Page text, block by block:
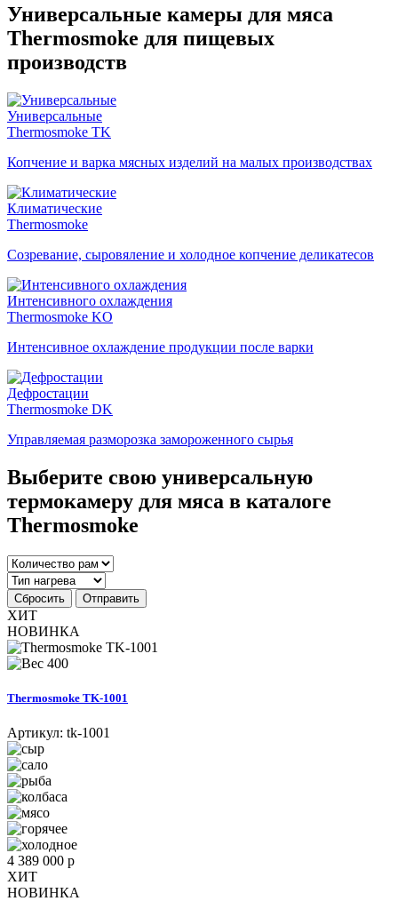
Универсальные камеры для мяса
Thermosmoke для пищевых
производств
Универсальные
Thermosmoke TK
Копчение и варка мясных изделий на малых производствах
Климатические
Thermosmoke
Созревание, сыровяление и холодное копчение деликатесов
Интенсивного охлаждения
Thermosmoke KO
Интенсивное охлаждение продукции после варки
Дефростации
Thermosmoke DK
Управляемая разморозка замороженного сырья
Выберите свою универсальную
термокамеру для мяса в каталоге
Thermosmoke
Сбросить Отправить
ХИТ
НОВИНКА
400
Thermosmoke TK-1001
Артикул: tk-1001
4 389 000 р
ХИТ
НОВИНКА